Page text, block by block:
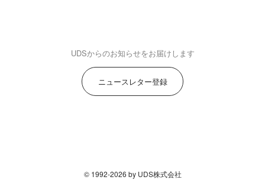
UDSからのお知らせをお届けします
ニュースレター登録
© 1992-2026 by UDS株式会社